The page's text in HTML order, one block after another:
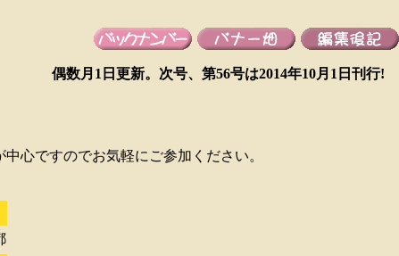
偶数月1日更新。次号、第56号は2014年10月1日 刊行!
心ですのでお気軽にご参加ください。